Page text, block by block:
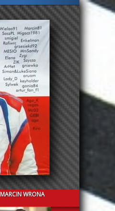
MARCIN WRONA CRISTIAN GUAZZINI